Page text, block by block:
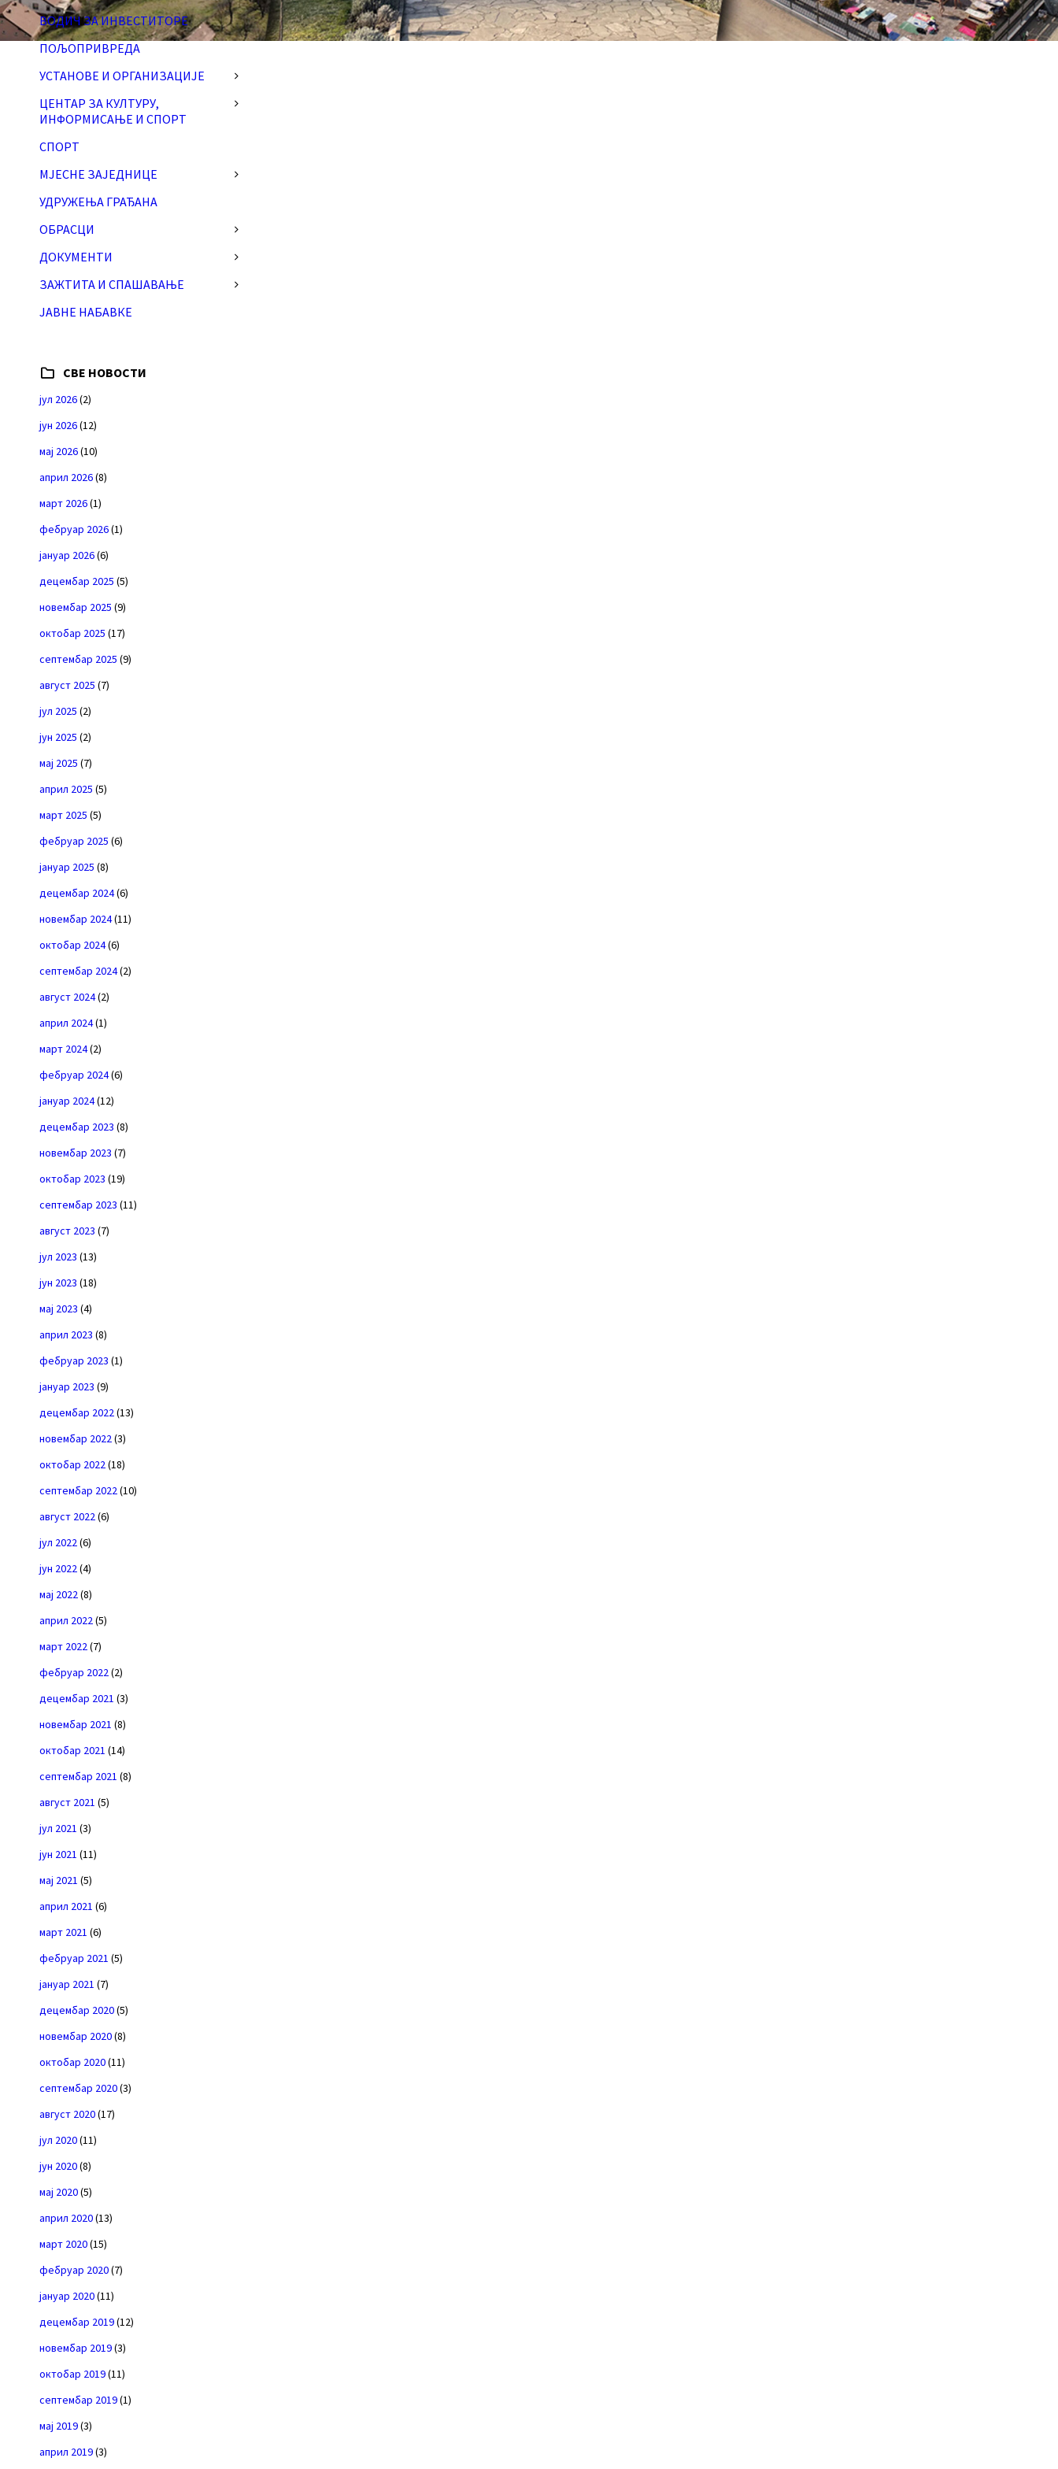
ВОДИЧ ЗА ИНВЕСТИТОРЕ
ПОЉОПРИВРЕДА
УСТАНОВЕ И ОРГАНИЗАЦИЈЕ
ЦЕНТАР ЗА КУЛТУРУ,
ИНФОРМИСАЊЕ И СПОРТ
СПОРТ
МЈЕСНЕ ЗАЈЕДНИЦЕ
УДРУЖЕЊА ГРАЂАНА
ОБРАСЦИ
ДОКУМЕНТИ
ЗАЖТИТА И СПАШАВАЊЕ
ЈАВНЕ НАБАВКЕ
СВЕ НОВОСТИ
јул 2026(2)
јун 2026(12)
мај 2026(10)
април 2026(8)
март 2026(1)
фебруар 2026(1)
јануар 2026(6)
децембар 2025 (5)
новембар 2025 (9)
октобар 2025 (17)
септембар 2025 (9)
август 2025 (7)
јул 2025 (2)
јун 2025 (2)
мај 2025 (7)
април 2025 (5)
март 2025 (5)
фебруар 2025 (6)
јануар 2025 (8)
децембар 2024(6)
новембар 2024(11)
октобар 2024(6)
септембар 2024(2)
август 2024(2)
април 2024(1)
март 2024(2)
фебруар 2024(6)
јануар 2024(12)
децембар 2023 (8)
новембар 2023 (7)
октобар 2023 (19)
септембар 2023 (11)
август 2023 (7)
јул 2023 (13)
јун 2023 (18)
мај 2023 (4)
април 2023 (8)
фебруар 2023 (1)
јануар 2023 (9)
децембар 2022(13)
новембар 2022(3)
октобар 2022(18)
септембар 2022(10)
август 2022(6)
јул 2022(6)
јун 2022(4)
мај 2022(8)
април 2022(5)
март 2022(7)
фебруар 2022(2)
децембар 2021 (3)
новембар 2021 (8)
октобар 2021 (14)
септембар 2021 (8)
август 2021 (5)
јул 2021 (3)
јун 2021 (11)
мај 2021 (5)
април 2021 (6)
март 2021 (6)
фебруар 2021 (5)
јануар 2021 (7)
децембар 2020(5)
новембар 2020(8)
октобар 2020(11)
септембар 2020(3)
август 2020(17)
јул 2020(11)
јун 2020(8)
мај 2020(5)
април 2020(13)
март 2020(15)
фебруар 2020(7)
јануар 2020(11)
децембар 2019(12)
новембар 2019(3)
октобар 2019(11)
септембар 2019(1)
мај 2019(3)
април 2019(3)